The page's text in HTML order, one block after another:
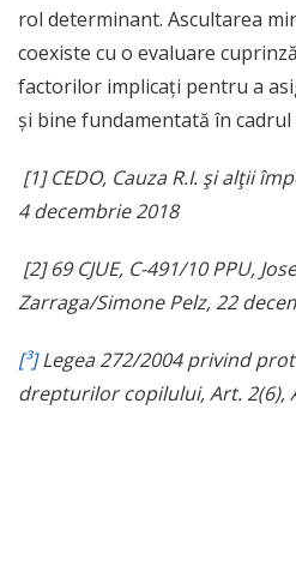
rol determinant. Ascultarea
coexiste cu o evaluare
factorilor implicați pentru a
și bine fundamentată în cadrul
[1]CEDO, Cauza R.I. şi alţii
4 decembrie 2018
[2]69 CJUE, C-491/10 PPU,
Zarraga/Simone Pelz, 22
[³]Legea 272/2004 privind
drepturilor copilului, Art. 2(6),